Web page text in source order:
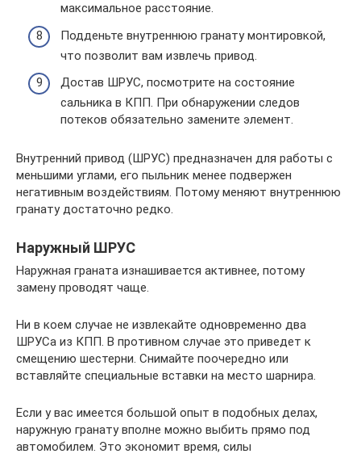
максимальное расстояние.
Подденьте внутреннюю гранату монтировкой,
что позволит вам извлечь привод.
Достав ШРУС, посмотрите на состояние
сальника в КПП. При обнаружении следов
потеков обязательно замените элемент.
Внутренний привод (ШРУС) предназначен для работы с
меньшими углами, его пыльник менее подвержен
негативным воздействиям. Потому меняют внутреннюю
гранату достаточно редко.
Наружный ШРУС
Наружная граната изнашивается активнее, потому
замену проводят чаще.
Ни в коем случае не извлекайте одновременно два
ШРУСа из КПП. В противном случае это приведет к
смещению шестерни. Снимайте поочередно или
вставляйте специальные вставки на место шарнира.
Если у вас имеется большой опыт в подобных делах,
наружную гранату вполне можно выбить прямо под
автомобилем. Это экономит время, силы